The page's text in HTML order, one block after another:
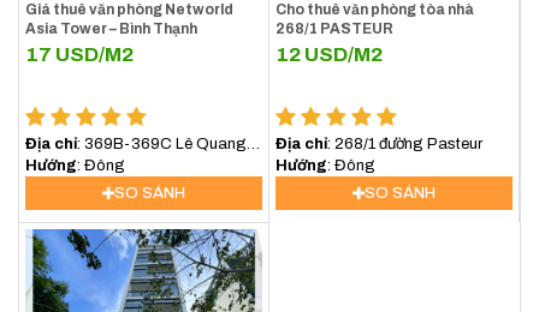
Giá thuê văn phòng Networld
Asia Tower – Bình Thạnh
17 USD/M2
Địa chỉ: 369B-369C Lê Quang
Định, Phường Bình lợi
Trung,TP.HCM
Hướng : Đông
SO SÁNH
Cho thuê văn phòng tòa nhà
268/1 PASTEUR
12 USD/M2
Địa chỉ: 268/1 đường Pasteur
Hướng : Đông
SO SÁNH